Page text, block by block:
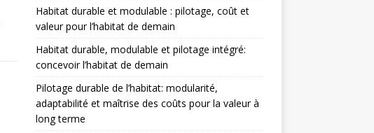
Habitat durable et modulable : pilotage, coût et
valeur pour l’habitat de demain
Habitat durable, modulable et pilotage intégré:
concevoir l’habitat de demain
Pilotage durable de l’habitat: modularité,
adaptabilité et maîtrise des coûts pour la valeur à
long terme